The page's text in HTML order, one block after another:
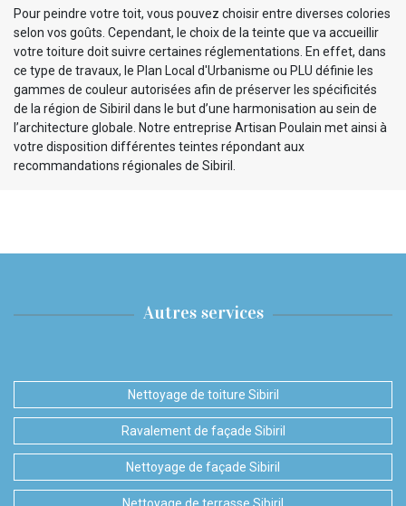
Pour peindre votre toit, vous pouvez choisir entre diverses colories
selon vos goûts. Cependant, le choix de la teinte que va accueillir
votre toiture doit suivre certaines réglementations. En effet, dans
ce type de travaux, le Plan Local d'Urbanisme ou PLU définie les
gammes de couleur autorisées afin de préserver les spécificités
de la région de Sibiril dans le but d’une harmonisation au sein de
l’architecture globale. Notre entreprise Artisan Poulain met ainsi à
votre disposition différentes teintes répondant aux
recommandations régionales de Sibiril.
Autres services
Nettoyage de toiture Sibiril
Ravalement de façade Sibiril
Nettoyage de façade Sibiril